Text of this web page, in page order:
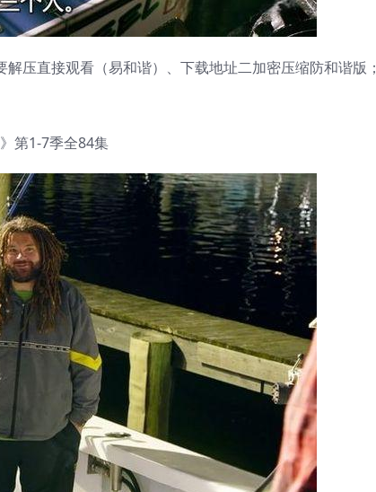
压直接观看（易和谐）、下载地址二加密压缩防和谐版；
第1-7季全84集